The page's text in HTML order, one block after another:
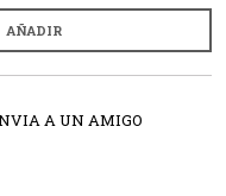
AÑADIR
A UN AMIGO